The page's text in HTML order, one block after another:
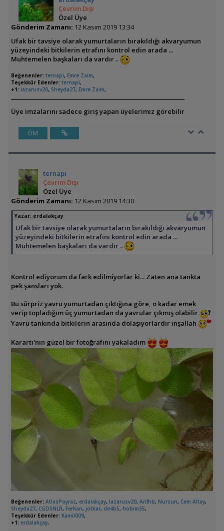
Çevrim Dışı
Özel Üye
Gönderim Zamanı: 12 Kasım 2019 13:34
Ufak bir tavsiye olarak yumurtaların bırakıldığı akvaryumun
yüzeyindeki bitkilerin etrafını kontrol edin arada ...
Muhtemelen başkaları da vardır ..
Beğenenler: ternapi, Emre Zaim,
Teşekkür Edenler: ternapi,
+1: lazarusv20, Sheyda27, Emre Zaim,
Üye imzalarını sadece giriş yapan üyelerimiz görebilir
ÖM
ternapi
Çevrim Dışı
Özel Üye
Gönderim Zamanı: 12 Kasım 2019 14:30
Yazar: erdalakçay
Ufak bir tavsiye olarak yumurtaların bırakıldığı akvaryumun
yüzeyindeki bitkilerin etrafını kontrol edin arada ...
Muhtemelen başkaları da vardır ..
Kontrol ediyorum da fark edilmiyorlar ki... Zaten ana tankta
pek şansları yok.
Bu sürpriz yavru yumurtadan çıktığına göre, o kadar emek
verip topladığım üç yumurtadan da yavrular çıkmış olabilir
Yavru tankında bitkilerin arasında dolaşıyorlardır inşallah
Karartı'nın güzel bir fotoğrafını yakaladım
Beğenenler: AtlasPoyraz, erdalakçay, lazarusv20, Arifhb, Nursun, Cem Altay,
Sheyda27, CGDSNLR, FerKan, jotkar, de4b5, hobim35,
Teşekkür Edenler: Kamil009,
+1: erdalakçay,